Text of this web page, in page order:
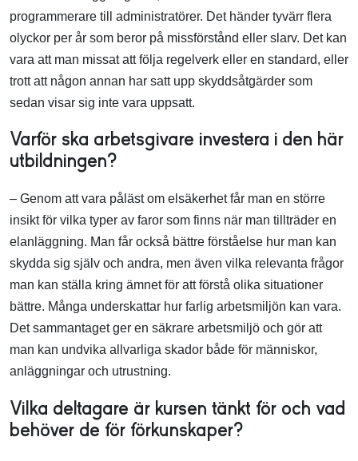
programmerare till administratörer. Det händer tyvärr flera
olyckor per år som beror på missförstånd eller slarv. Det kan
vara att man missat att följa regelverk eller en standard, eller
trott att någon annan har satt upp skyddsåtgärder som
sedan visar sig inte vara uppsatt.
Varför ska arbetsgivare investera i den här
utbildningen?
– Genom att vara påläst om elsäkerhet får man en större
insikt för vilka typer av faror som finns när man tillträder en
elanläggning. Man får också bättre förståelse hur man kan
skydda sig själv och andra, men även vilka relevanta frågor
man kan ställa kring ämnet för att förstå olika situationer
bättre. Många underskattar hur farlig arbetsmiljön kan vara.
Det sammantaget ger en säkrare arbetsmiljö och gör att
man kan undvika allvarliga skador både för människor,
anläggningar och utrustning.
Vilka deltagare är kursen tänkt för och vad
behöver de för förkunskaper?